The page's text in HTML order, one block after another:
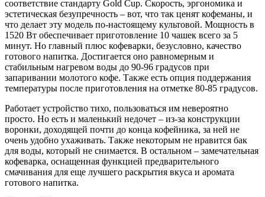
соответствие стандарту Gold Cup. Скорость, эргономика и
эстетическая безупречность – вот, что так ценят кофеманы, и
что делает эту модель по-настоящему культовой. Мощность в
1520 Вт обеспечивает приготовление 10 чашек всего за 5
минут. Но главный плюс кофеварки, безусловно, качество
готового напитка. Достигается оно равномерным и
стабильным нагревом воды до 90-96 градусов при
запаривании молотого кофе. Также есть опция поддержания
температуры после приготовления на отметке 80-85 градусов.
Работает устройство тихо, пользоваться им невероятно
просто. Но есть и маленький недочет – из-за конструкции
воронки, доходящей почти до конца кофейника, за ней не
очень удобно ухаживать. Также некоторым не нравится бак
для воды, который не снимается. В остальном – замечательная
кофеварка, оснащенная функцией предварительного
смачивания для еще лучшего раскрытия вкуса и аромата
готового напитка.